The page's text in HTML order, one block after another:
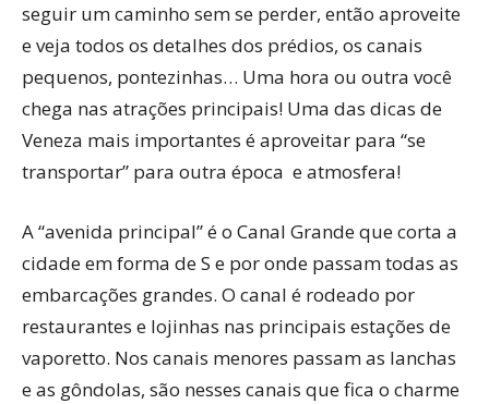
seguir um caminho sem se perder, então aproveite
e veja todos os detalhes dos prédios, os canais
pequenos, pontezinhas… Uma hora ou outra você
chega nas atrações principais! Uma das dicas de
Veneza mais importantes é aproveitar para “se
transportar” para outra época e atmosfera!
A “avenida principal” é o Canal Grande que corta a
cidade em forma de S e por onde passam todas as
embarcações grandes. O canal é rodeado por
restaurantes e lojinhas nas principais estações de
vaporetto. Nos canais menores passam as lanchas
e as gôndolas, são nesses canais que fica o charme